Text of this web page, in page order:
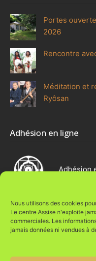
Nous utilisons des cookies
Le centre Assise n'exploite
commerciales. Les
jamais données ni vendues à
Portes
2026
Rencontre
Méditation et
Ryôsan
Adhésion en ligne
Adhésion
Une réalisation